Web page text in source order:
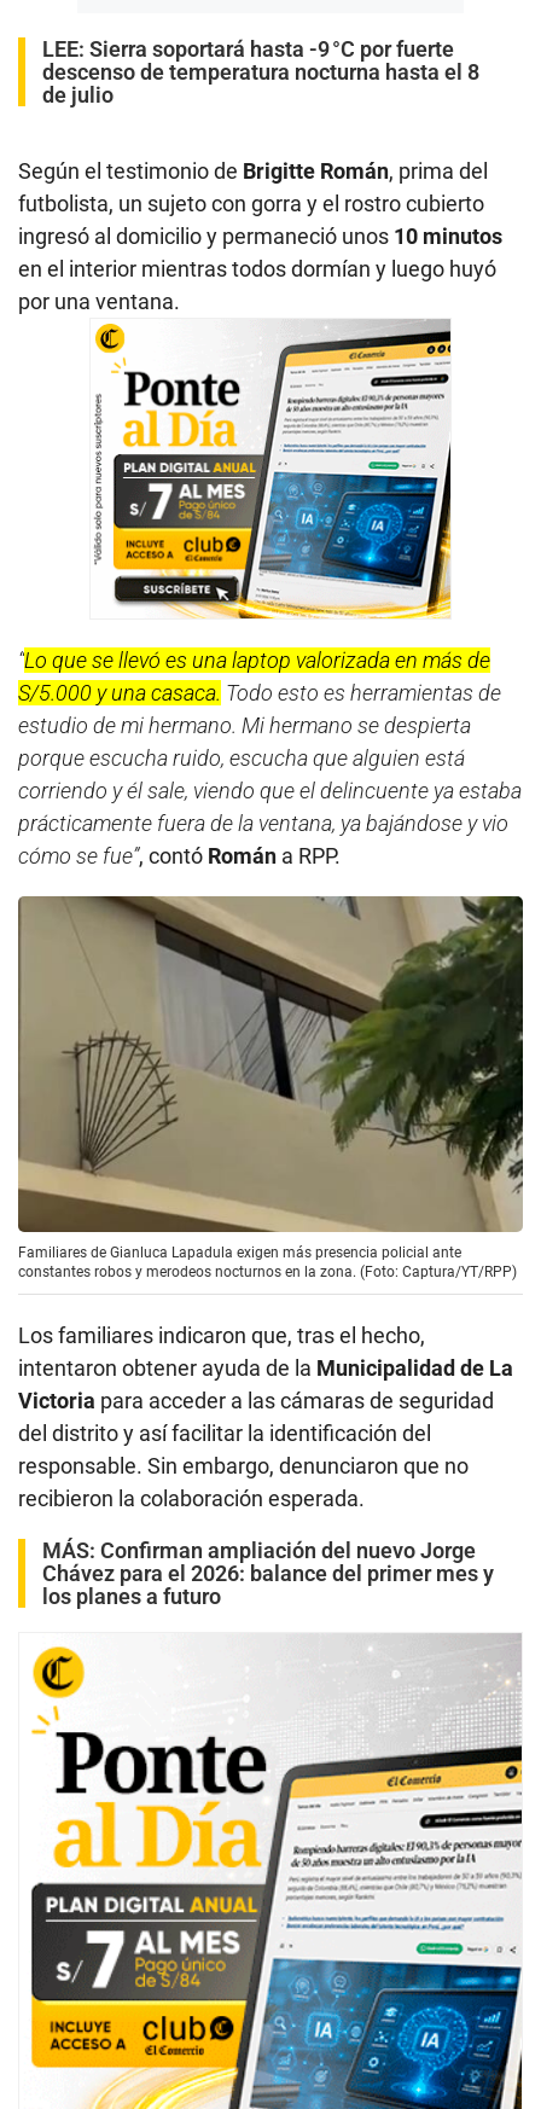
LEE: Sierra soportará hasta -9 °C por fuerte
descenso de temperatura nocturna hasta el 8
de julio
Según el testimonio de Brigitte Román, prima del
futbolista, un sujeto con gorra y el rostro cubierto
ingresó al domicilio y permaneció unos 10 minutos
en el interior mientras todos dormían y luego huyó
por una ventana.
“Lo que se llevó es una laptop valorizada en más de
S/5.000 y una casaca. Todo esto es herramientas de
estudio de mi hermano. Mi hermano se despierta
porque escucha ruido, escucha que alguien está
corriendo y él sale, viendo que el delincuente ya estaba
prácticamente fuera de la ventana, ya bajándose y vio
cómo se fue”, contó Román a RPP.
Familiares de Gianluca Lapadula exigen más presencia policial ante
constantes robos y merodeos nocturnos en la zona. (Foto: Captura/YT/RPP)
Los familiares indicaron que, tras el hecho,
intentaron obtener ayuda de la Municipalidad de La
Victoria para acceder a las cámaras de seguridad
del distrito y así facilitar la identificación del
responsable. Sin embargo, denunciaron que no
recibieron la colaboración esperada.
MÁS: Confirman ampliación del nuevo Jorge
Chávez para el 2026: balance del primer mes y
los planes a futuro